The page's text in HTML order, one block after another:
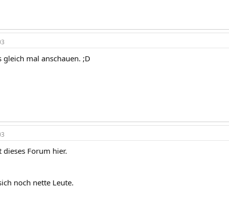
gleich mal anschauen. ;D
Forum hier.
noch nette Leute.